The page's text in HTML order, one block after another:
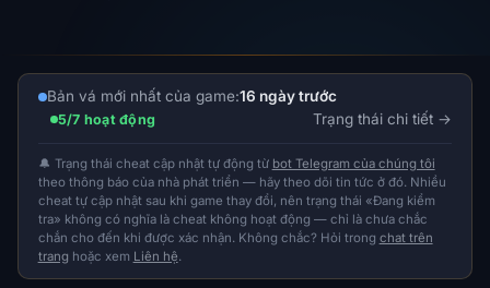
Bản vá mới nhất của game:16 ngày trước
5/7 hoạt động Trạng thái chi tiết
🔔 Trạng thái cheat cập nhật tự động từ bot Telegram của chúng tôi
theo thông báo của nhà phát triển — hãy theo dõi tin tức ở đó. Nhiều
cheat tự cập nhật sau khi game thay đổi, nên trạng thái «Đang kiểm
tra» không có nghĩa là cheat không hoạt động — chỉ là chưa chắc
chắn cho đến khi được xác nhận. Không chắc? Hỏi trong chat trên
trang hoặc xem Liên hệ.